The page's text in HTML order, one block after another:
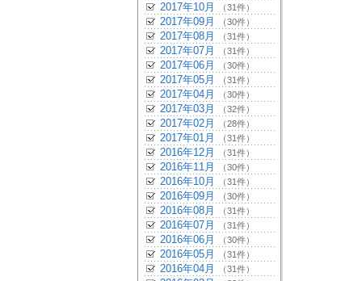
2017年10月 （31件）
2017年09月 （30件）
2017年08月 （31件）
2017年07月 （31件）
2017年06月 （30件）
2017年05月 （31件）
2017年04月 （30件）
2017年03月 （32件）
2017年02月 （28件）
2017年01月 （31件）
2016年12月 （31件）
2016年11月 （30件）
2016年10月 （31件）
2016年09月 （30件）
2016年08月 （31件）
2016年07月 （31件）
2016年06月 （30件）
2016年05月 （31件）
2016年04月 （31件）